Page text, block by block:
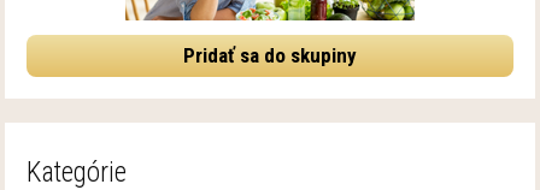
Pridať sa do skupiny
Kategórie